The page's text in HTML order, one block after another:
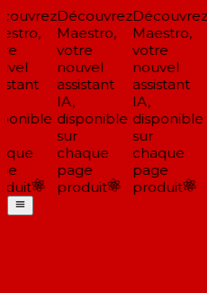
Découvrez
Maestro,
votre
nouvel
assistant
IA,
disponible
sur
chaque
page
produit
Découvrez
Maestro,
votre
nouvel
assistant
IA,
disponible
sur
chaque
page
produit